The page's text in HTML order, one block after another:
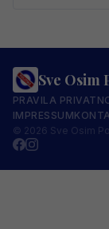
Sve Osim
PRAVILA
IMPRESSUM
© 2026 Sve Osim